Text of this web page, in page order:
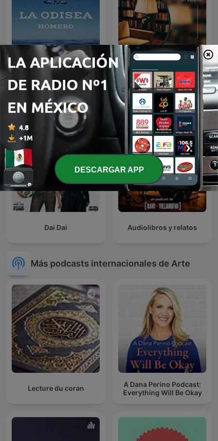
Audiolibro La Odisea |
Homero
AudioLibros
Dai Dai Audiolibros y relatos
Más podcasts internacionales de Arte
Lecture du coran
A Dana Perino Podcast:
Everything Will Be Okay
DESCARGAR APP